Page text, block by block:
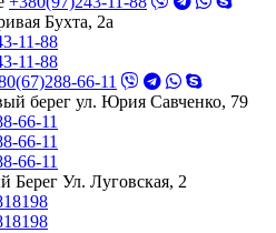
Бухта, 2а
11-88
11-88
66-11
берег ул. Юрия Савченко, 79
66-11
66-11
66-11
Берег Ул. Луговская, 2